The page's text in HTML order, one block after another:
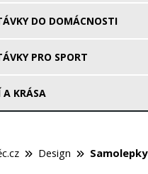
DO DOMÁCNOSTI
PRO SPORT
A KRÁSA
Design Samolepky